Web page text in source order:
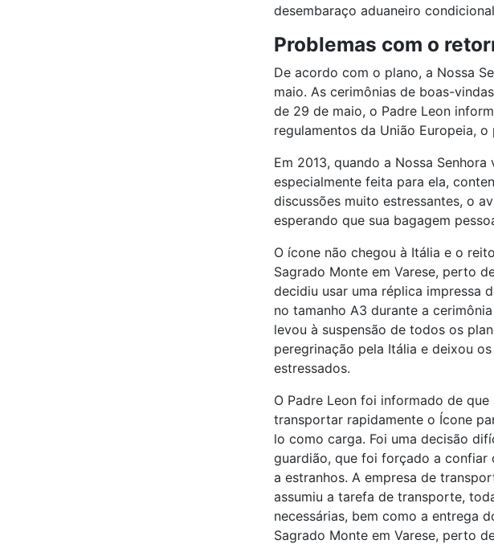
desembaraço aduaneiro
Problemas com o
De acordo com o plano, a Nossa
maio. As cerimônias de boas-
de 29 de maio, o Padre Leon
regulamentos da União Europeia,
Em 2013, quando a Nossa
especialmente feita para ela,
discussões muito estressantes, o
esperando que sua bagagem
O ícone não chegou à Itália e o
Sagrado Monte em Varese, perto
decidiu usar uma réplica impressa
no tamanho A3 durante a
levou à suspensão de todos os
peregrinação pela Itália e deixou
estressados.
O Padre Leon foi informado de que
transportar rapidamente o Ícone
lo como carga. Foi uma decisão
guardião, que foi forçado a confiar
a estranhos. A empresa de
assumiu a tarefa de transporte,
necessárias, bem como a entrega
Sagrado Monte em Varese, perto